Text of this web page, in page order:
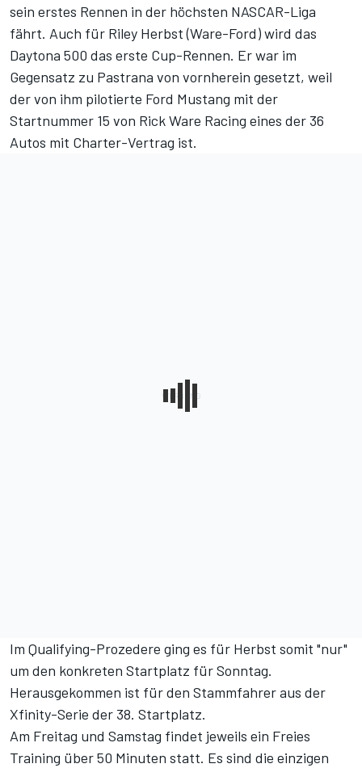
sein erstes Rennen in der höchsten NASCAR-Liga
fährt. Auch für Riley Herbst (Ware-Ford) wird das
Daytona 500 das erste Cup-Rennen. Er war im
Gegensatz zu Pastrana von vornherein gesetzt, weil
der von ihm pilotierte Ford Mustang mit der
Startnummer 15 von Rick Ware Racing eines der 36
Autos mit Charter-Vertrag ist.
Im Qualifying-Prozedere ging es für Herbst somit "nur"
um den konkreten Startplatz für Sonntag.
Herausgekommen ist für den Stammfahrer aus der
Xfinity-Serie der 38. Startplatz.
Am Freitag und Samstag findet jeweils ein Freies
Training über 50 Minuten statt. Es sind die einzigen